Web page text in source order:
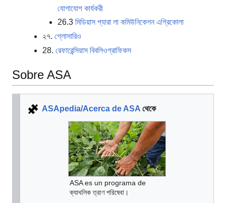
যোগাযোগ কার্যকরী
26.3 মিডিয়াস প্যারা লা কমিউনিকেশন এগ্রিকোলা
২৭. গ্লোসারিও
28. রেফারেন্সিয়াস বিবলিওগ্রাফিকস
Sobre ASA
ASApedia/Acerca de ASA থেকে
ASA es un programa de
ক্যাথলিক ত্রাণ পরিষেবা।